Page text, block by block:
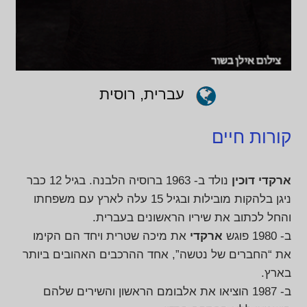
עברית, רוסית
קורות חיים
ארקדי דוכין
נולד ב- 1963 ברוסיה הלבנה. בגיל 12 כבר
ניגן בלהקות מובילות ובגיל 15 עלה לארץ עם משפחתו
והחל לכתוב את שיריו הראשונים בעברית.
ב- 1980 פוגש
ארקדי את מיכה שטרית ויחד הם הקימו
את “החברים של נטשה”, אחד ההרכבים האהובים ביותר
בארץ.
ב- 1987 הוציאו את אלבומם הראשון והשירים שלהם